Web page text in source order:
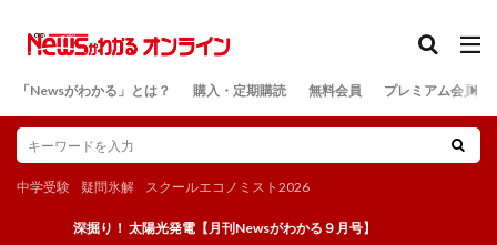
「Newsがわかる」とは？ 購入・定期購読 無料会員 プレミアム会員
中学受験 疑問氷解 スクールエコノミスト2026
深掘り！ 太陽光発電【月刊Newsがわかる９月号】
検索